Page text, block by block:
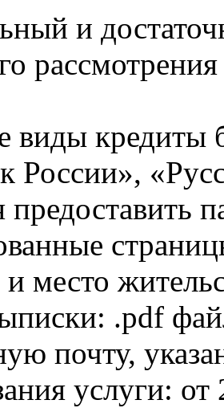
и
виды кредиты
России»,
предоставить
место
.pdf
почту,
услуги: от